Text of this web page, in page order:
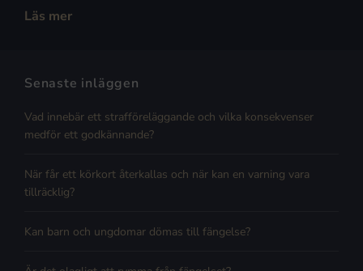
Läs mer
Senaste inläggen
Vad innebär ett strafföreläggande och vilka konsekvenser
medför ett godkännande?
När får ett körkort återkallas och när kan en varning vara
tillräcklig?
Kan barn och ungdomar dömas till fängelse?